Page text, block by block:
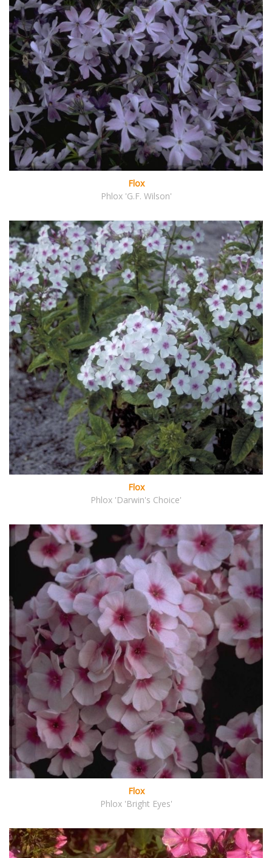
Flox
Phlox 'G.F. Wilson'
Flox
Phlox 'Darwin's Choice'
Flox
Phlox 'Bright Eyes'